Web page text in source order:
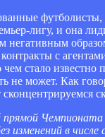
футболисты,
лигу, и она
негативным
с
стало
не может. Как
Чемпионата
изменений в числе